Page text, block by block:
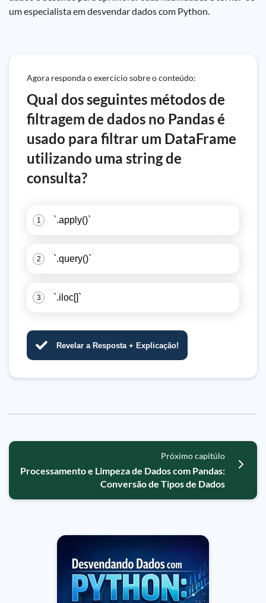
um especialista em desvendar dados com Python.
Agora responda o exercício sobre o conteúdo:
Qual dos seguintes métodos de
filtragem de dados no Pandas é
usado para filtrar um DataFrame
utilizando uma string de
consulta?
1 `.apply()`
2 `.query()`
3 `.iloc[]`
Revelar a Resposta + Explicação!
Próximo capitúlo
Processamento e Limpeza de Dados com Pandas:
Conversão de Tipos de Dados